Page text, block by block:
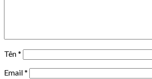
Tên*
Email*